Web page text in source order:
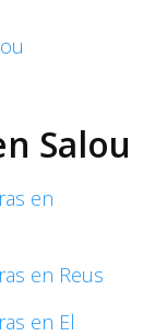
Salou
en
en Reus
en El